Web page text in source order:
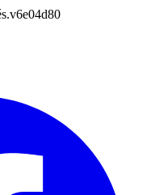
v6e04d80